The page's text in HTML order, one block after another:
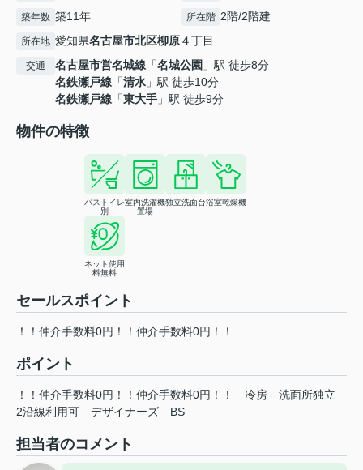
築年数 築11年 所在階 2階/2階建
所在地 愛知県名古屋市北区柳原４丁目
交通 名古屋市営名城線 「名城公園 」駅 徒歩8分
名鉄瀬戸線 「清水 」駅 徒歩10分
名鉄瀬戸線 「東大手 」駅 徒歩9分
物件の特徴
バストイレ
別
室内洗濯機
置場
独立洗面台浴室乾燥機
ネット使用
料無料
セールスポイント
！！仲介手数料0円！！仲介手数料0円！！
ポイント
！！仲介手数料0円！！仲介手数料0円！！ 冷房
洗面所独立
2沿線利用可
デザイナーズ BS
担当者のコメント